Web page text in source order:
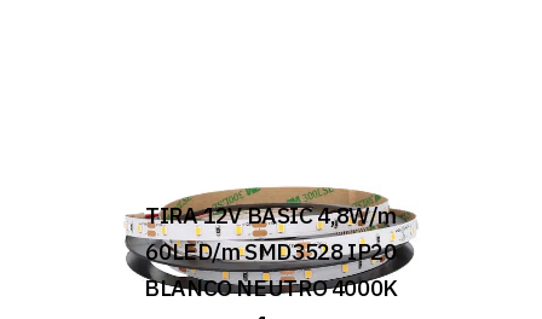
TIRA 12V BASIC 4,8W/m
60LED/m SMD3528 IP20
BLANCO NEUTRO 4000K